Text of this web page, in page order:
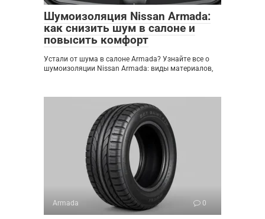
Шумоизоляция Nissan Armada:
как снизить шум в салоне и
повысить комфорт
Устали от шума в салоне Armada? Узнайте все о
шумоизоляции Nissan Armada: виды материалов,
Armada 0